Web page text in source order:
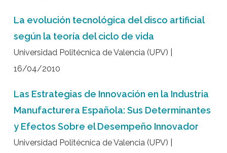
La evolución tecnológica del disco artificial
según la teoría del ciclo de vida
Universidad Politécnica de Valencia (UPV) |
16/04/2010
Las Estrategias de Innovación en la Industria
Manufacturera Española: Sus Determinantes
y Efectos Sobre el Desempeño Innovador
Universidad Politécnica de Valencia (UPV) |